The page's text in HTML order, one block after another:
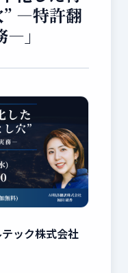
” ―特許翻
―」
ック株式会社